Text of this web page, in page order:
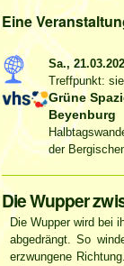
Eine
Sa.,
Treffpunkt:
Grüne
Beyenburg
der
Die Wupper
Die Wupper wird bei
abgedrängt. So
erzwungene